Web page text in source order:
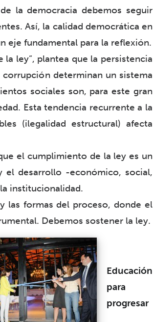
la democracia debemos seguir
Así, la calidad democrática en
eje fundamental para la reflexión.
la ley”, plantea que la persistencia
determinan un sistema
sociales son, para este gran
Esta tendencia recurrente a la
(ilegalidad estructural) afecta
el cumplimiento de la ley es un
el desarrollo -económico, social,
institucionalidad.
las formas del proceso, donde el
Debemos sostener la ley.
Educación
para
progresar